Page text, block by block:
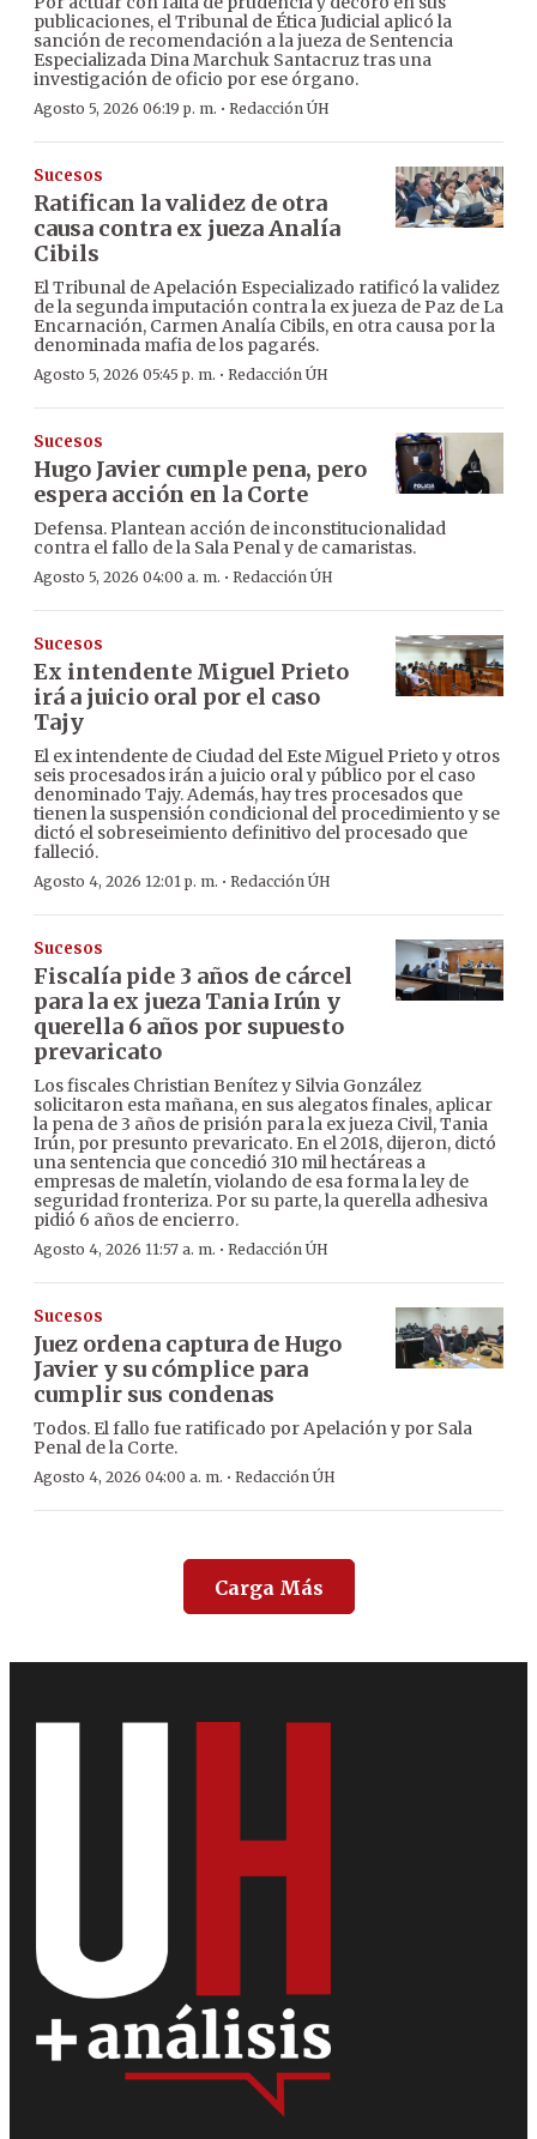
publicaciones, el Tribunal de Ética Judicial aplicó la
sanción de recomendación a la jueza de Sentencia
Especializada Dina Marchuk Santacruz tras una
investigación de oficio por ese órgano.
Agosto 5, 2026 06:19 p. m. · Redacción ÚH
Sucesos
Ratifican la validez de otra
causa contra ex jueza Analía
Cibils
El Tribunal de Apelación Especializado ratificó la validez
de la segunda imputación contra la ex jueza de Paz de La
Encarnación, Carmen Analía Cibils, en otra causa por la
denominada mafia de los pagarés.
Agosto 5, 2026 05:45 p. m. · Redacción ÚH
Sucesos
Hugo Javier cumple pena, pero
espera acción en la Corte
Defensa. Plantean acción de inconstitucionalidad
contra el fallo de la Sala Penal y de camaristas.
Agosto 5, 2026 04:00 a. m. · Redacción ÚH
Sucesos
Ex intendente Miguel Prieto
irá a juicio oral por el caso
Tajy
El ex intendente de Ciudad del Este Miguel Prieto y otros
seis procesados irán a juicio oral y público por el caso
denominado Tajy. Además, hay tres procesados que
tienen la suspensión condicional del procedimiento y se
dictó el sobreseimiento definitivo del procesado que
falleció.
Agosto 4, 2026 12:01 p. m. · Redacción ÚH
Sucesos
Fiscalía pide 3 años de cárcel
para la ex jueza Tania Irún y
querella 6 años por supuesto
prevaricato
Los fiscales Christian Benítez y Silvia González
solicitaron esta mañana, en sus alegatos finales, aplicar
la pena de 3 años de prisión para la ex jueza Civil, Tania
Irún, por presunto prevaricato. En el 2018, dijeron, dictó
una sentencia que concedió 310 mil hectáreas a
empresas de maletín, violando de esa forma la ley de
seguridad fronteriza. Por su parte, la querella adhesiva
pidió 6 años de encierro.
Agosto 4, 2026 11:57 a. m. · Redacción ÚH
Sucesos
Juez ordena captura de Hugo
Javier y su cómplice para
cumplir sus condenas
Todos. El fallo fue ratificado por Apelación y por Sala
Penal de la Corte.
Agosto 4, 2026 04:00 a. m. · Redacción ÚH
Carga Más